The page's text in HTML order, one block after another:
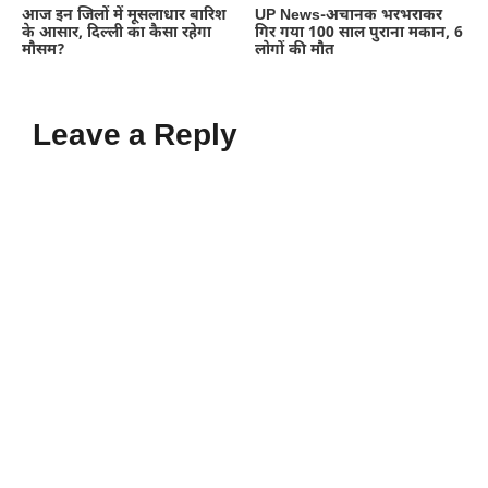
आज इन जिलों में मूसलाधार बारिश
के आसार, दिल्ली का कैसा रहेगा
मौसम?
UP News-अचानक भरभराकर
गिर गया 100 साल पुराना मकान, 6
लोगों की मौत
Leave a Reply